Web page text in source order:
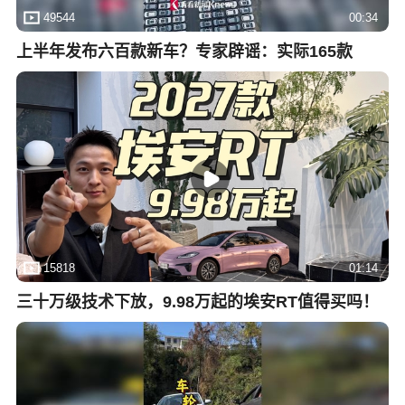
49544 00:34
上半年发布六百款新车？专家辟谣：实际165款
15818 01:14
三十万级技术下放，9.98万起的埃安RT值得买吗！